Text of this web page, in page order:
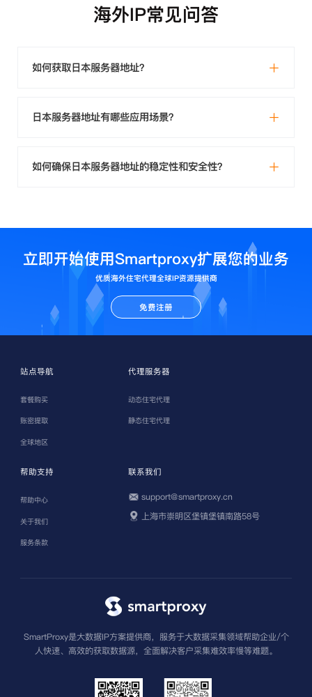
海外IP常见问答
如何获取日本服务器地址？
日本服务器地址有哪些应用场景？
如何确保日本服务器地址的稳定性和安全性？
立即开始使用Smartproxy扩展您的业务
优质海外住宅代理全球IP资源提供商
免费注册
站点导航
套餐购买
账密提取
全球地区
代理服务器
动态住宅代理
静态住宅代理
帮助支持
帮助中心
关于我们
服务条款
联系我们
support@smartproxy.cn
上海市崇明区堡镇堡镇南路58号
SmartProxy是大数据IP方案提供商，服务于大数据采集领域帮助企业/个
人快速、高效的获取数据源，全面解决客户采集难效率慢等难题。